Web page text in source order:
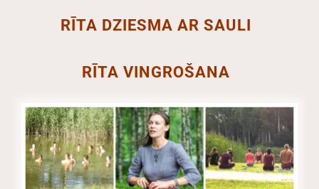
RĪTA DZIESMA AR SAULI
RĪTA VINGROŠANA